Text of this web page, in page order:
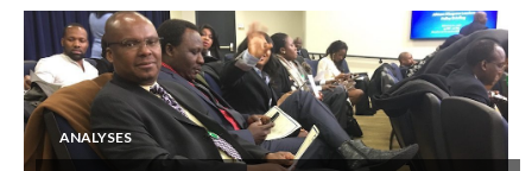
ANALYSES